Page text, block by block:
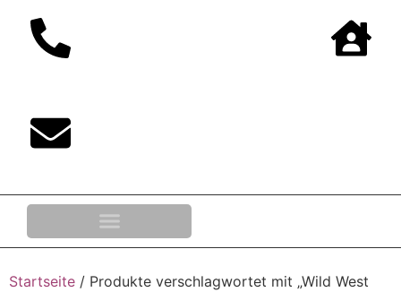
Startseite / Produkte verschlagwortet mit „Wild West